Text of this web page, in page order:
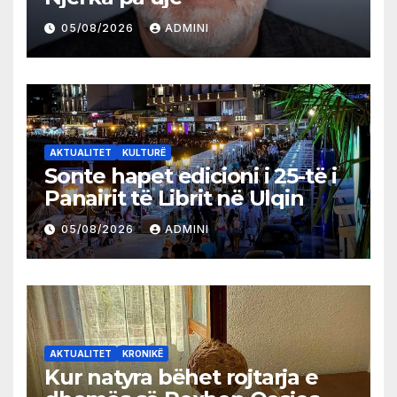
05/08/2026 ADMINI
AKTUALITET KULTURË
Sonte hapet edicioni i 25-të i
Panairit të Librit në Ulqin
05/08/2026 ADMINI
AKTUALITET KRONIKË
Kur natyra bëhet rojtarja e